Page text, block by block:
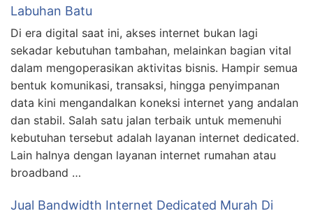
Labuhan Batu
Di era digital saat ini, akses internet bukan lagi
sekadar kebutuhan tambahan, melainkan bagian vital
dalam mengoperasikan aktivitas bisnis. Hampir semua
bentuk komunikasi, transaksi, hingga penyimpanan
data kini mengandalkan koneksi internet yang andalan
dan stabil. Salah satu jalan terbaik untuk memenuhi
kebutuhan tersebut adalah layanan internet dedicated.
Lain halnya dengan layanan internet rumahan atau
broadband …
Jual Bandwidth Internet Dedicated Murah Di